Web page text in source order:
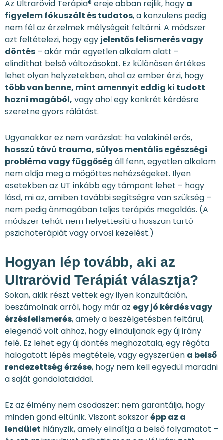
Az Ultrarövid Terápia® ereje abban rejlik, hogy a
figyelem fókuszált és tudatos, a konzulens pedig
nem fél az érzelmek mélységeit feltárni. A módszer
azt feltételezi, hogy egy jelentős felismerés vagy
döntés – akár már egyetlen alkalom alatt –
elindíthat belső változásokat. Ez különösen értékes
lehet olyan helyzetekben, ahol az ember érzi, hogy
több van benne, mint amennyit eddig ki tudott
hozni magából, vagy ahol egy konkrét kérdésre
szeretne gyors rálátást.
Ugyanakkor ez nem varázslat: ha valakinél erős,
hosszú távú trauma, súlyos mentális egészségi
probléma vagy függőség áll fenn, egyetlen alkalom
nem oldja meg a mögöttes nehézségeket. Ilyen
esetekben az UT inkább egy támpont lehet – hogy
lásd, mi az, amiben további segítségre van szükség –
nem pedig önmagában teljes terápiás megoldás. (A
módszer tehát nem helyettesíti a hosszan tartó
pszichoterápiát vagy orvosi kezelést.)
Hogyan lép tovább, aki az
Ultrarövid Terápiát választja?
Sokan, akik részt vettek egy ilyen konzultáción,
beszámolnak arról, hogy már az egy jó kérdés vagy
érzésfelismerés, amely a beszélgetésben feltárul,
elegendő volt ahhoz, hogy elinduljanak egy új irány
felé. Ez lehet egy új döntés meghozatala, egy régóta
halogatott lépés megtétele, vagy egyszerűen a belső
rendezettség érzése, hogy nem kell egyedül maradni
a saját gondolataiddal.
Ez az élmény nem csodaszer: nem garantálja, hogy
minden gond eltűnik. Viszont sokszorépp az a
lendület hiányzik, amely elindítja a belső folyamatot –